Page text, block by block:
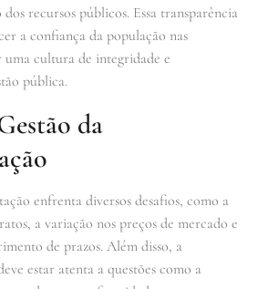
recursos públicos. Essa transparência
a confiança da população nas
cultura de integridade e
pública.
da
enfrenta diversos desafios, como a
a variação nos preços de mercado e
de prazos. Além disso, a
estar atenta a questões como a